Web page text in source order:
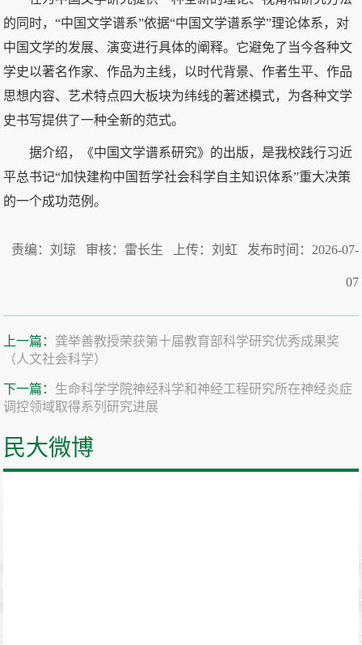
的同时，“中国文学谱系”依据“中国文学谱系学”理论体系，对
中国文学的发展、演变进行具体的阐释。它避免了当今各种文
学史以著名作家、作品为主线，以时代背景、作者生平、作品
思想内容、艺术特点四大板块为纬线的著述模式，为各种文学
史书写提供了一种全新的范式。
据介绍，《中国文学谱系研究》的出版，是我校践行习近
平总书记“加快建构中国哲学社会科学自主知识体系”重大决策
的一个成功范例。
责编：刘琼 审核：雷长生 上传：刘虹 发布时间：2026-07-
07
上一篇： 龚举善教授荣获第十届教育部科学研究优秀成果奖
（人文社会科学）
下一篇： 生命科学学院神经科学和神经工程研究所在神经炎症
调控领域取得系列研究进展
民大微博